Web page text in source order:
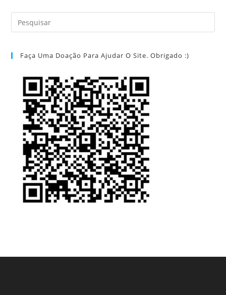
Faça Uma Doação Para Ajudar O Site. Obrigado :)